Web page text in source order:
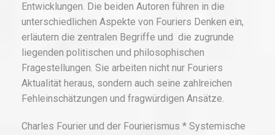
Entwicklungen. Die beiden Autoren führen in die
unterschiedlichen Aspekte von Fouriers Denken ein,
erläutern die zentralen Begriffe und die zugrunde
liegenden politischen und philosophischen
Fragestellungen. Sie arbeiten nicht nur Fouriers
Aktualität heraus, sondern auch seine zahlreichen
Fehleinschätzungen und fragwürdigen Ansätze.
Charles Fourier und der Fourierismus * Systemische